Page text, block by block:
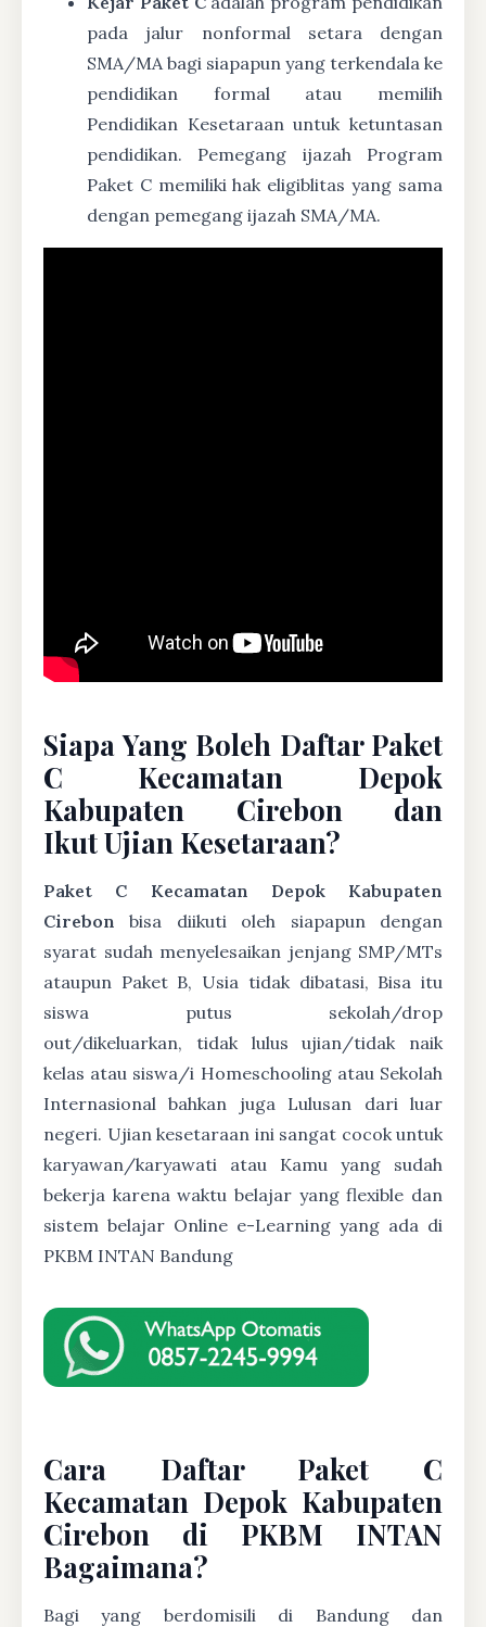
pada jalur nonformal setara dengan
SMA/MA bagi siapapun yang terkendala ke
pendidikan formal atau memilih
Pendidikan Kesetaraan untuk ketuntasan
pendidikan. Pemegang ijazah Program
Paket C memiliki hak eligiblitas yang sama
dengan pemegang ijazah SMA/MA.
Siapa Yang Boleh Daftar Paket
C Kecamatan Depok
Kabupaten Cirebon dan
Ikut Ujian Kesetaraan?
Paket C Kecamatan Depok Kabupaten
Cirebon bisa diikuti oleh siapapun dengan
syarat sudah menyelesaikan jenjang SMP/MTs
ataupun Paket B, Usia tidak dibatasi, Bisa itu
siswa putus sekolah/drop
out/dikeluarkan, tidak lulus ujian/tidak naik
kelas atau siswa/i Homeschooling atau Sekolah
Internasional bahkan juga Lulusan dari luar
negeri. Ujian kesetaraan ini sangat cocok untuk
karyawan/karyawati atau Kamu yang sudah
bekerja karena waktu belajar yang flexible dan
sistem belajar Online e-Learning yang ada di
PKBM INTAN Bandung
Cara Daftar Paket C
Kecamatan Depok Kabupaten
Cirebon di PKBM INTAN
Bagaimana?
Bagi yang berdomisili di Bandung dan